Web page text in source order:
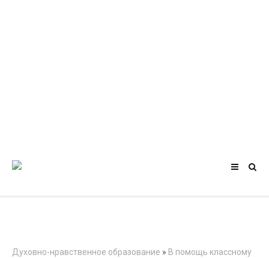
Духовно-нравственное образование » В помощь классному